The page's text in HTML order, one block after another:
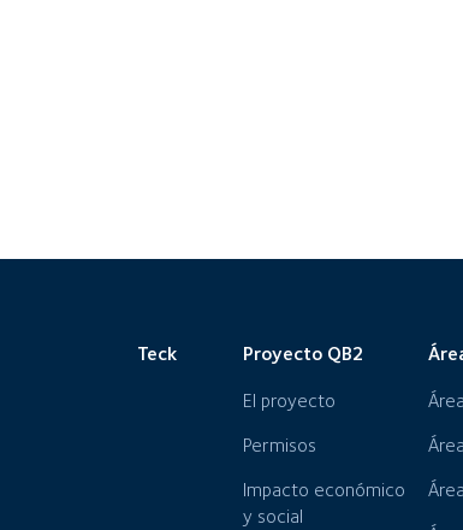
Teck Proyecto QB2
El proyecto
Permisos
Impacto económico
y social